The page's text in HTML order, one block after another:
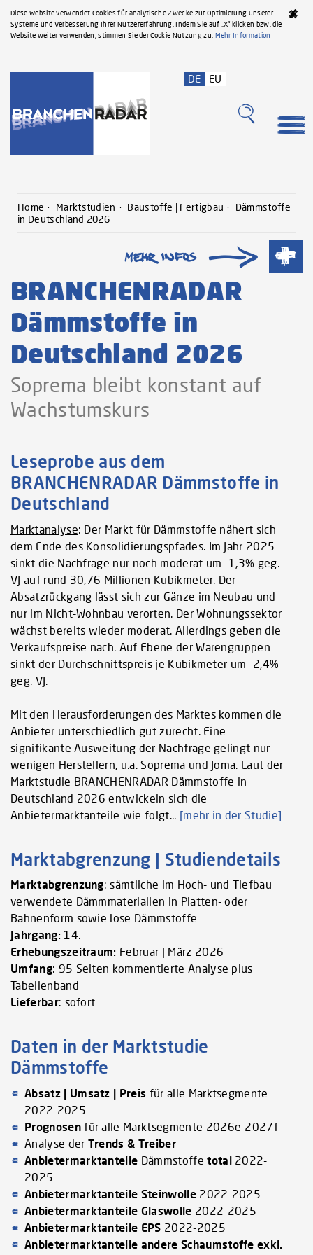
Diese Website verwendet Cookies für analytische Zwecke zur Optimierung unserer
Systeme und Verbesserung Ihrer Nutzererfahrung. Indem Sie auf „X“ klicken bzw. die
Website weiter verwenden, stimmen Sie der Cookie Nutzung zu. Mehr Information
DE EU
Home Marktstudien Baustoffe | Fertigbau
Dämmstoffe
in Deutschland 2026
BRANCHENRADAR
Dämmstoffe in
Deutschland 2026
Soprema bleibt konstant auf
Wachstumskurs
Leseprobe aus dem
BRANCHENRADAR Dämmstoffe in
Deutschland
Marktanalyse: Der Markt für Dämmstoffe nähert sich
dem Ende des Konsolidierungspfades. Im Jahr 2025
sinkt die Nachfrage nur noch moderat um -1,3% geg.
VJ auf rund 30,76 Millionen Kubikmeter. Der
Absatzrückgang lässt sich zur Gänze im Neubau und
nur im Nicht-Wohnbau verorten. Der Wohnungssektor
wächst bereits wieder moderat. Allerdings geben die
Verkaufspreise nach. Auf Ebene der Warengruppen
sinkt der Durchschnittspreis je Kubikmeter um -2,4%
geg. VJ.
Mit den Herausforderungen des Marktes kommen die
Anbieter unterschiedlich gut zurecht. Eine
signifikante Ausweitung der Nachfrage gelingt nur
wenigen Herstellern, u.a. Soprema und Joma. Laut der
Marktstudie BRANCHENRADAR Dämmstoffe in
Deutschland 2026 entwickeln sich die
Anbietermarktanteile wie folgt... [mehr in der Studie]
Marktabgrenzung | Studiendetails
Marktabgrenzung: sämtliche im Hoch- und Tiefbau
verwendete Dämmmaterialien in Platten- oder
Bahnenform sowie lose Dämmstoffe
Jahrgang:14.
Erhebungszeitraum: Februar | März 2026
Umfang: 95 Seiten kommentierte Analyse plus
Tabellenband
Lieferbar: sofort
Daten in der Marktstudie
Dämmstoffe
Absatz | Umsatz | Preis für alle Marktsegmente
2022-2025
Prognosenfür alle Marktsegmente 2026e-2027f
Analyse der Trends & Treiber
Anbietermarktanteile Dämmstoffetotal2022-
2025
Anbietermarktanteile Steinwolle2022-2025
Anbietermarktanteile Glaswolle 2022-2025
Anbietermarktanteile EPS 2022-2025
Anbietermarktanteile andere Schaumstoffe exkl.